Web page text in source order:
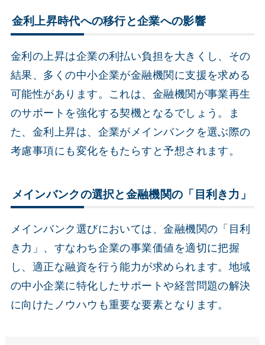
金利上昇時代への移行と企業への影響
金利の上昇は企業の利払い負担を大きくし、その
結果、多くの中小企業が金融機関に支援を求める
可能性があります。これは、金融機関が事業再生
のサポートを強化する契機となるでしょう。ま
た、金利上昇は、企業がメインバンクを選ぶ際の
考慮事項にも変化をもたらすと予想されます。
メインバンクの選択と金融機関の「目利き力」
メインバンク選びにおいては、金融機関の「目利
き力」、すなわち企業の事業価値を適切に把握
し、適正な融資を行う能力が求められます。地域
の中小企業に特化したサポートや経営問題の解決
に向けたノウハウも重要な要素となります。